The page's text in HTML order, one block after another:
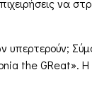
να
υπερτερούν;
the GReat».